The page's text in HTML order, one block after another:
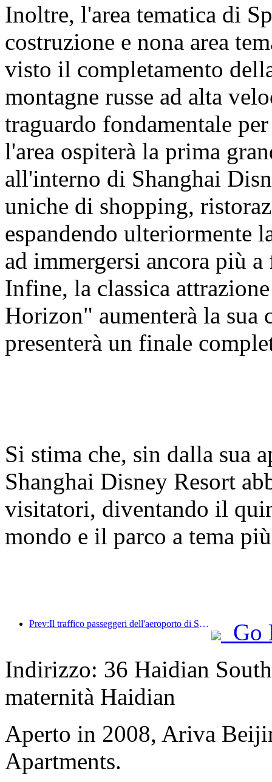
Inoltre, l'area tematica di
costruzione e nona area
visto il completamento
montagne russe ad alta
traguardo fondamentale
l'area ospiterà la prima
all'interno di Shanghai
uniche di shopping,
espandendo ulteriormente
ad immergersi ancora più
Infine, la classica
Horizon" aumenterà la sua
presenterà un finale
Si stima che, sin dalla sua
Shanghai Disney Resort
visitatori, diventando il
mondo e il parco a tema
Prev:Il traffico passeggeri dell'aeroporto di Shenzhen ha superato i 3 milioni quest'anno, stabilendo un nuovo record per lo stesso periodo.
Go
Indirizzo: 36 Haidian
maternità Haidian
Aperto in 2008, Ariva
Apartments.